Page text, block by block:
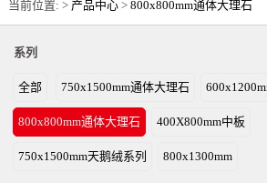
当前位置: > 产品中心> 800x800mm通体大理石
系列
全部 750x1500mm通体大理石
800x800mm通体大理石 400X800mm中板
750x1500mm天鹅绒系列 800x1300mm